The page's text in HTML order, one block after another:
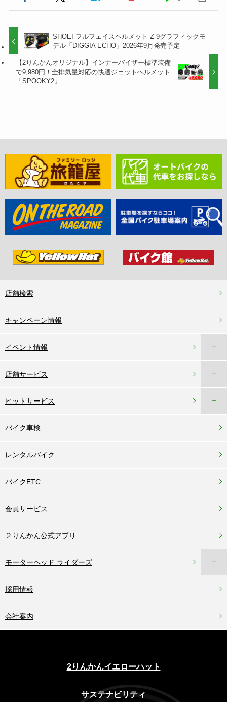
SHOEI フルフェイスヘルメット Z-9グラフィックモ
デル「DIGGIA ECHO」2026年9月発売予定
【2りんかんオリジナル】インナーバイザー標準装備
で9,980円！全排気量対応の快適ジェットヘルメット
「SPOOKY2」
店舗検索
キャンペーン情報
イベント情報 ＋
店舗サービス ＋
ピットサービス ＋
バイク車検
レンタルバイク
バイクETC
会員サービス
２りんかん公式アプリ
モーターヘッド ライダーズ ＋
採用情報
会社案内
2りんかんイエローハット
サステナビリティ